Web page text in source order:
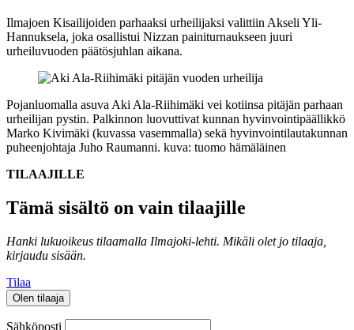
Ilmajoen Kisailijoiden parhaaksi urheilijaksi valittiin Akseli Yli-
Hannuksela, joka osallistui Nizzan painiturnaukseen juuri
urheiluvuoden päätösjuhlan aikana.
Pojanluomalla asuva Aki Ala-Riihimäki vei kotiinsa pitäjän parhaan
urheilijan pystin. Palkinnon luovuttivat kunnan hyvinvointipäällikkö
Marko Kivimäki (kuvassa vasemmalla) sekä hyvinvointilautakunnan
puheenjohtaja Juho Raumanni. kuva: tuomo hämäläinen
TILAAJILLE
Tämä sisältö on vain tilaajille
Hanki lukuoikeus tilaamalla Ilmajoki-lehti. Mikäli olet jo tilaaja,
kirjaudu sisään.
Tilaa
Olen tilaaja
Sähköposti